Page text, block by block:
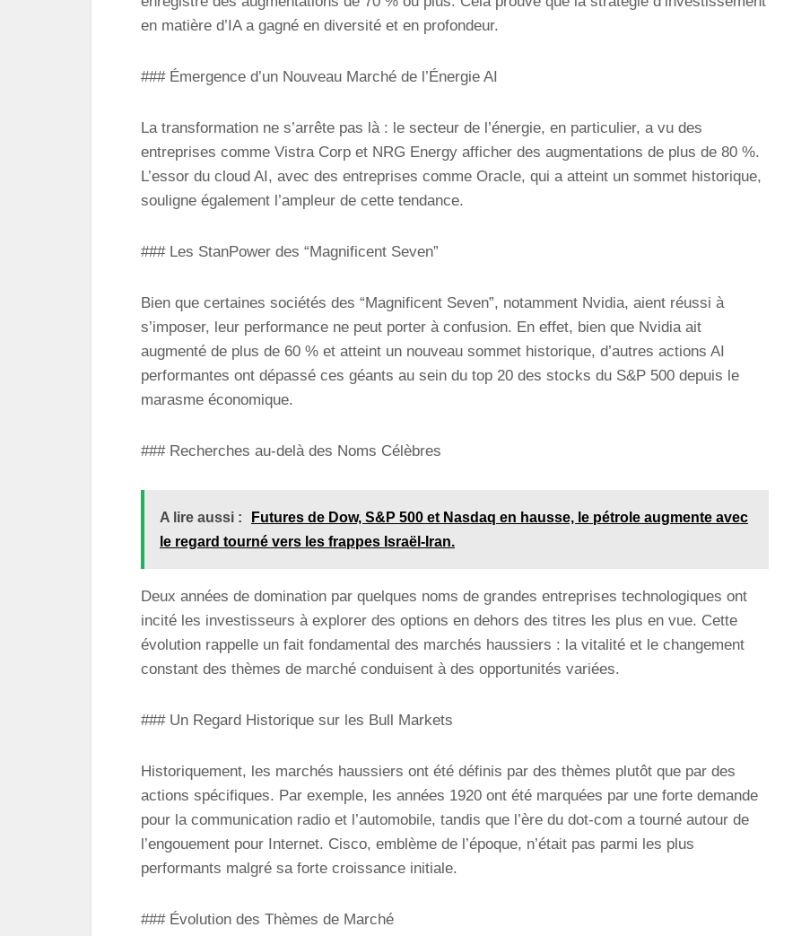
en matière d’IA a gagné en diversité et en profondeur.
### Émergence d’un Nouveau Marché de l’Énergie AI
La transformation ne s’arrête pas là : le secteur de l’énergie, en particulier, a vu des
entreprises comme Vistra Corp et NRG Energy afficher des augmentations de plus de 80 %.
L’essor du cloud AI, avec des entreprises comme Oracle, qui a atteint un sommet historique,
souligne également l’ampleur de cette tendance.
### Les StanPower des “Magnificent Seven”
Bien que certaines sociétés des “Magnificent Seven”, notamment Nvidia, aient réussi à
s’imposer, leur performance ne peut porter à confusion. En effet, bien que Nvidia ait
augmenté de plus de 60 % et atteint un nouveau sommet historique, d’autres actions AI
performantes ont dépassé ces géants au sein du top 20 des stocks du S&P 500 depuis le
marasme économique.
### Recherches au-delà des Noms Célèbres
A lire aussi :
Futures de Dow, S&P 500 et Nasdaq en hausse, le pétrole augmente avec
le regard tourné vers les frappes Israël-Iran.
Deux années de domination par quelques noms de grandes entreprises technologiques ont
incité les investisseurs à explorer des options en dehors des titres les plus en vue. Cette
évolution rappelle un fait fondamental des marchés haussiers : la vitalité et le changement
constant des thèmes de marché conduisent à des opportunités variées.
### Un Regard Historique sur les Bull Markets
Historiquement, les marchés haussiers ont été définis par des thèmes plutôt que par des
actions spécifiques. Par exemple, les années 1920 ont été marquées par une forte demande
pour la communication radio et l’automobile, tandis que l’ère du dot-com a tourné autour de
l’engouement pour Internet. Cisco, emblème de l’époque, n’était pas parmi les plus
performants malgré sa forte croissance initiale.
### Évolution des Thèmes de Marché